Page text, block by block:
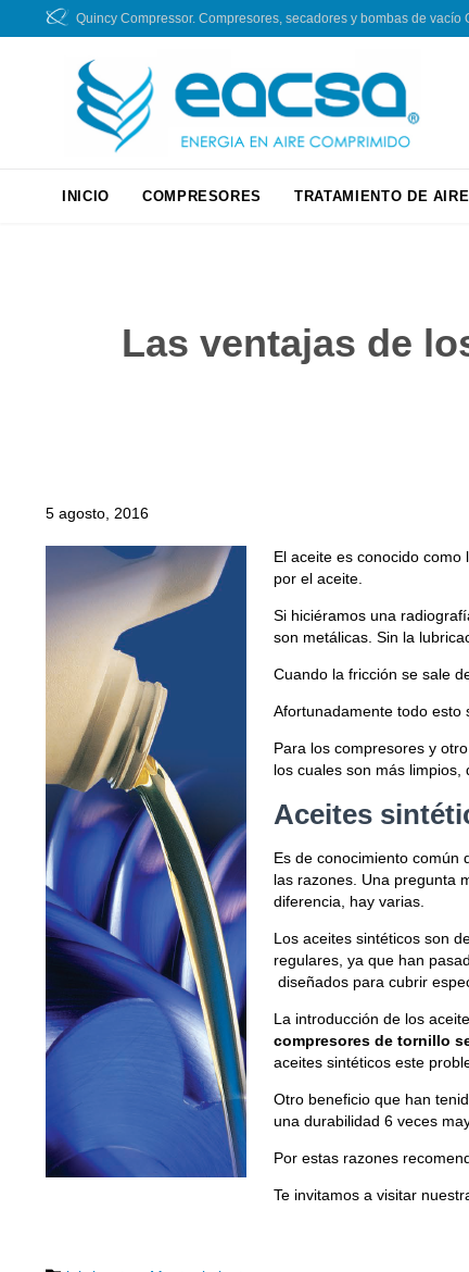
Quincy Compressor. Compresores, secadores y bombas de
INICIO COMPRESORES TRATAMIENTO DE AIRE
Las ventajas de
5 agosto, 2016
El aceite es conocido
por el aceite.
Si hiciéramos una
son metálicas. Sin la
Cuando la fricción se sale
Afortunadamente todo esto
Para los compresores y
los cuales son más
Aceites
Es de conocimiento común
las razones. Una pregunta
diferencia, hay varias.
Los aceites sintéticos son
regulares, ya que han
diseñados para cubrir
La introducción de los
compresores de tornillo
aceites sintéticos este
Otro beneficio que han
una durabilidad 6 veces
Por estas razones
Te invitamos a visitar